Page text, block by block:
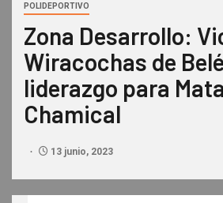
POLIDEPORTIVO
Zona Desarrollo:
Wiracochas de
liderazgo para
Chamical
13 junio, 2023